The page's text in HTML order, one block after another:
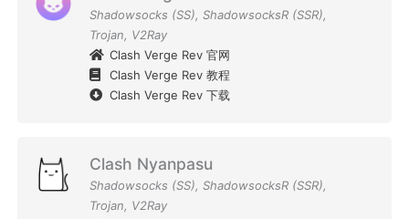
Shadowsocks (SS), ShadowsocksR (SSR),
Trojan, V2Ray
Clash Verge Rev 官网
Clash Verge Rev 教程
Clash Verge Rev 下载
Clash Nyanpasu
Shadowsocks (SS), ShadowsocksR (SSR),
Trojan, V2Ray